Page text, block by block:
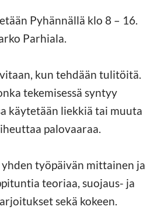
Pyhännällä klo 8 – 16.
Parhiala.
kun tehdään tulitöitä.
tekemisessä syntyy
käytetään liekkiä tai muuta
palovaaraa.
työpäivän mittainen ja
teoriaa, suojaus- ja
sekä kokeen.